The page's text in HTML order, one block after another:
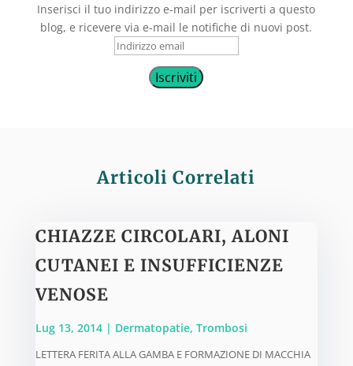
Inserisci il tuo indirizzo e-mail per iscriverti a questo
blog, e ricevere via e-mail le notifiche di nuovi post.
Indirizzo
Iscriviti
Articoli Correlati
CHIAZZE CIRCOLARI, ALONI
CUTANEI E INSUFFICIENZE
VENOSE
Lug 13, 2014| Dermatopatie, Trombosi
LETTERA FERITA ALLA GAMBA E FORMAZIONE DI MACCHIA